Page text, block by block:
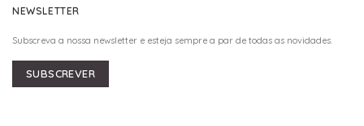
NEWSLETTER
Subscreva a nossa newsletter e esteja sempre a par de todas as novidades.
SUBSCREVER